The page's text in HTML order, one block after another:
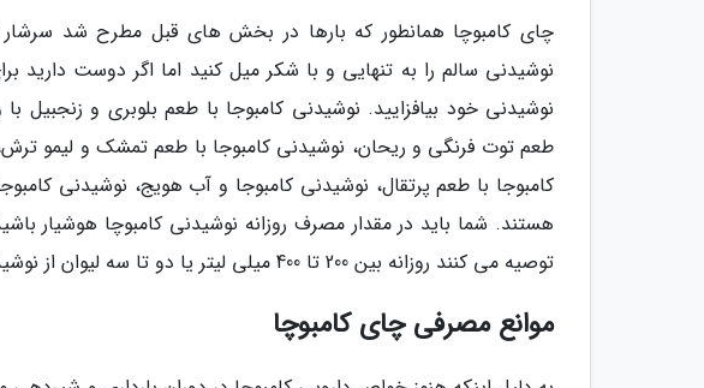
چای کامبوچا همانطور که بارها در بخش های قبل مطرح شد
نوشیدنی سالم را به تنهایی و با شکر میل کنید اما اگر دوست دارید
نوشیدنی خود بیافزایید. نوشیدنی کامبوجا با طعم بلوبری و زنجبیل با
طعم توت فرنگی و ریحان، نوشیدنی کامبوجا با طعم تمشک و لیمو ترش،
کامبوجا با طعم پرتقال، نوشیدنی کامبوجا و آب هویج، نوشیدنی
هستند. شما باید در مقدار مصرف روزانه نوشیدنی کامبوچا هوشیار
توصیه می کنند روزانه بین 200 تا 400 میلی لیتر یا دو تا سه لیوان از نوشیدنی کامبوچا میل کنید.
موانع مصرفی چای کامبوچا